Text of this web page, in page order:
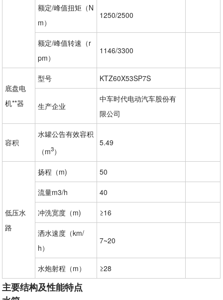
额定/峰值扭矩（N
m）
1250/2500
额定/峰值转速（r
pm）
1146/3300
底盘电
机**器
型号 KTZ60X53SP7S
生产企业
中车时代电动汽车股份有
限公司
容积
水罐公告有效容积
（m3）
5.49
低压水
路
扬程（m) 50
流量m3/h 40
冲洗宽度（m) ≥16
洒水速度（km/
h）
7~20
水炮射程（m） ≥28
主要结构及性能特点